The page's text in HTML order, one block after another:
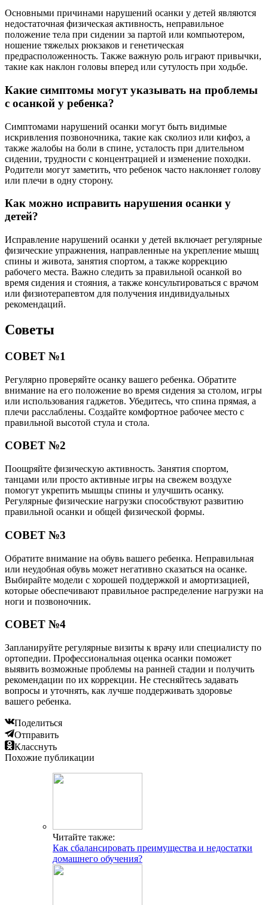
Основными причинами нарушений осанки у детей являются
недостаточная физическая активность, неправильное
положение тела при сидении за партой или компьютером,
ношение тяжелых рюкзаков и генетическая
предрасположенность. Также важную роль играют привычки,
такие как наклон головы вперед или сутулость при ходьбе.
Какие симптомы могут указывать на проблемы
с осанкой у ребенка?
Симптомами нарушений осанки могут быть видимые
искривления позвоночника, такие как сколиоз или кифоз, а
также жалобы на боли в спине, усталость при длительном
сидении, трудности с концентрацией и изменение походки.
Родители могут заметить, что ребенок часто наклоняет голову
или плечи в одну сторону.
Как можно исправить нарушения осанки у
детей?
Исправление нарушений осанки у детей включает регулярные
физические упражнения, направленные на укрепление мышц
спины и живота, занятия спортом, а также коррекцию
рабочего места. Важно следить за правильной осанкой во
время сидения и стояния, а также консультироваться с врачом
или физиотерапевтом для получения индивидуальных
рекомендаций.
Советы
СОВЕТ №1
Регулярно проверяйте осанку вашего ребенка. Обратите
внимание на его положение во время сидения за столом, игры
или использования гаджетов. Убедитесь, что спина прямая, а
плечи расслаблены. Создайте комфортное рабочее место с
правильной высотой стула и стола.
СОВЕТ №2
Поощряйте физическую активность. Занятия спортом,
танцами или просто активные игры на свежем воздухе
помогут укрепить мышцы спины и улучшить осанку.
Регулярные физические нагрузки способствуют развитию
правильной осанки и общей физической формы.
СОВЕТ №3
Обратите внимание на обувь вашего ребенка. Неправильная
или неудобная обувь может негативно сказаться на осанке.
Выбирайте модели с хорошей поддержкой и амортизацией,
которые обеспечивают правильное распределение нагрузки на
ноги и позвоночник.
СОВЕТ №4
Запланируйте регулярные визиты к врачу или специалисту по
ортопедии. Профессиональная оценка осанки поможет
выявить возможные проблемы на ранней стадии и получить
рекомендации по их коррекции. Не стесняйтесь задавать
вопросы и уточнять, как лучше поддерживать здоровье
вашего ребенка.
Поделиться
Отправить
Класснуть
Похожие публикации
Читайте также:
Как сбалансировать преимущества и недостатки
домашнего обучения?